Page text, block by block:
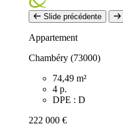
Slide précédente
Appartement
Chambéry (73000)
74,49 m²
4 p.
DPE : D
222 000 €